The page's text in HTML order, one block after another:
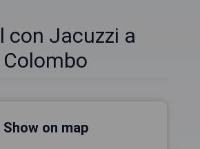
con Jacuzzi a
Colombo
Show on map